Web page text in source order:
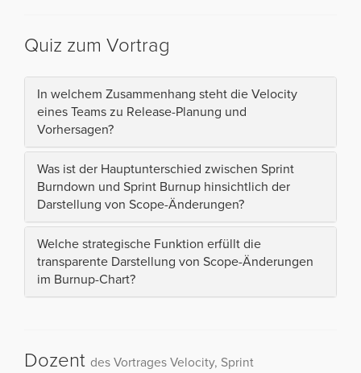
Quiz zum Vortrag
In welchem Zusammenhang steht die Velocity
eines Teams zu Release-Planung und
Vorhersagen?
Was ist der Hauptunterschied zwischen Sprint
Burndown und Sprint Burnup hinsichtlich der
Darstellung von Scope-Änderungen?
Welche strategische Funktion erfüllt die
transparente Darstellung von Scope-Änderungen
im Burnup-Chart?
Dozent des Vortrages Velocity, Sprint